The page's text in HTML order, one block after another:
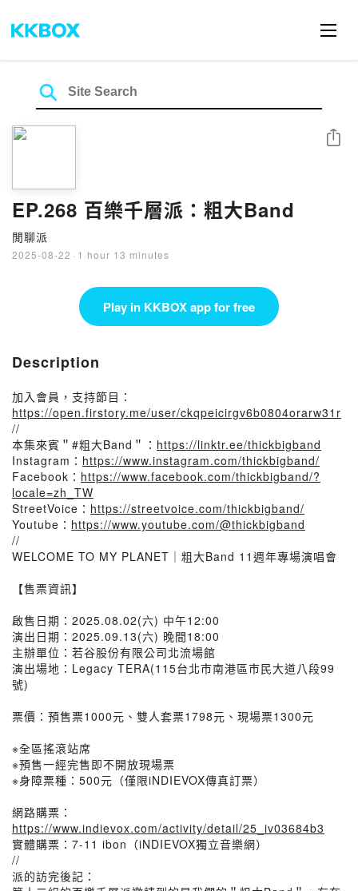
EP.268 百樂千層派：粗大Band
閒聊派
2025-08-22 · 1 hour 13 minutes
Share
Play in KKBOX app for free
Description
加入會員，支持節目：
https://open.firstory.me/user/ckqpeicirgv6b0804orarw31r
//
本集來賓＂#粗大Band＂： https://linktr.ee/thickbigband
Instagram： https://www.instagram.com/thickbigband/
Facebook： https://www.facebook.com/thickbigband/?
locale=zh_TW
StreetVoice： https://streetvoice.com/thickbigband/
Youtube： https://www.youtube.com/@thickbigband
//
WELCOME TO MY PLANET｜粗大Band 11週年專場演唱會
【售票資訊】
啟售日期：2025.08.02(六) 中午12:00
演出日期：2025.09.13(六) 晚間18:00
主辦單位：若谷股份有限公司北流場館
演出場地：Legacy TERA(115台北市南港區市民大道八段99
號)
票價：預售票1000元、雙人套票1798元、現場票1300元
※全區搖滾站席
※預售一經完售即不開放現場票
※身障票種：500元（僅限iNDIEVOX傳真訂票）
網路購票：
https://www.indievox.com/activity/detail/25_iv03684b3
實體購票：7-11 ibon（iNDIEVOX獨立音樂網）
//
派的訪完後記：